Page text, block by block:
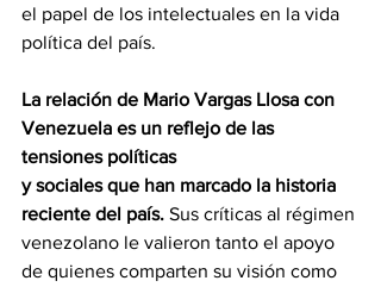
el papel de los intelectuales en la vida
política del país.
La relación de Mario Vargas Llosa con
Venezuela es un reflejo de las
tensiones políticas
y sociales que han marcado la historia
reciente del país. Sus críticas al régimen
venezolano le valieron tanto el apoyo
de quienes comparten su visión como